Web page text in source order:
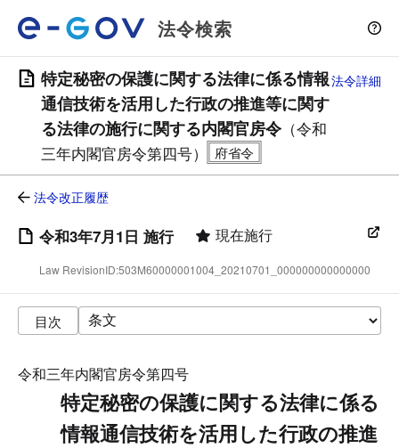
法令検索
特定秘密の保護に関する法律に係る情報
通信技術を活用した行政の推進等に関す
る法律の施行に関する内閣官房令（令和
三年内閣官房令第四号）
法令詳細
法令改正履歴
令和3年7月1日 施行 現在施行
Law RevisionID:503M60000001004_20210701_000000000000000
目次
令和三年内閣官房令第四号
特定秘密の保護に関する法律に係る
情報通信技術を活用した行政の推進